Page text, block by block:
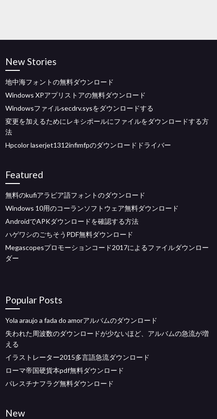
New Stories
地中海フォントの無料ダウンロード
Windows XPアプリストアの無料ダウンロード
Windowsファイルsecdrv.sysをダウンロードする
変更を加えるためにレキシポールにファイルをダウンロードする方
法
Hpcolor laserjet1312infimfpのダウンロードドライバー
Featured
無料のkufiアラビア語フォントのダウンロード
Windows 10用のコーランソフトウェア無料ダウンロード
AndroidでAPKダウンロードを確認する方法
ハゲワシのごちそうPDF無料ダウンロード
Megascopesプロモーションコード2017によるファイルダウンロー
ダー
Popular Posts
Yola araujo a fada do amorアルバムのダウンロード
失われた周波数のダウンロードが少ないほど、アルバムの急流が増
える
イラストレーター2015多言語急流ダウンロード
ローマ帝国硬貨本pdf無料ダウンロード
パレスチナフラグ無料ダウンロード
New